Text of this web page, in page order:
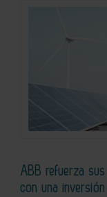
ABB refuerza
con una